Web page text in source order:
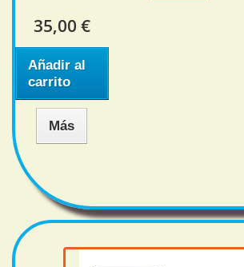
35,00 €
Añadir al
carrito
Más